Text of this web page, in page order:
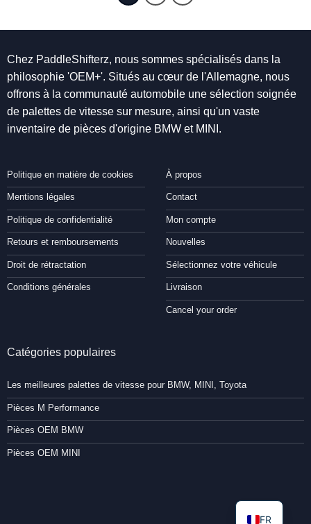
Chez PaddleShifterz, nous sommes spécialisés dans la
philosophie 'OEM+'. Situés au cœur de l'Allemagne, nous
offrons à la communauté automobile une sélection soignée
de palettes de vitesse sur mesure, ainsi qu'un vaste
inventaire de pièces d'origine BMW et MINI.
Politique en matière de cookies
Mentions légales
Politique de confidentialité
Retours et remboursements
Droit de rétractation
Conditions générales
À propos
Contact
Mon compte
Nouvelles
Sélectionnez votre véhicule
Livraison
Cancel your order
Catégories populaires
Les meilleures palettes de vitesse pour BMW, MINI, Toyota
Pièces M Performance
Pièces OEM BMW
Pièces OEM MINI
FR